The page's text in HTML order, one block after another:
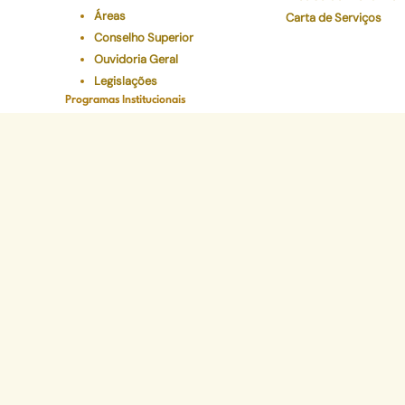
Áreas
Conselho Superior
Ouvidoria Geral
Legislações
Programas Institucionais
Carta de Serviços